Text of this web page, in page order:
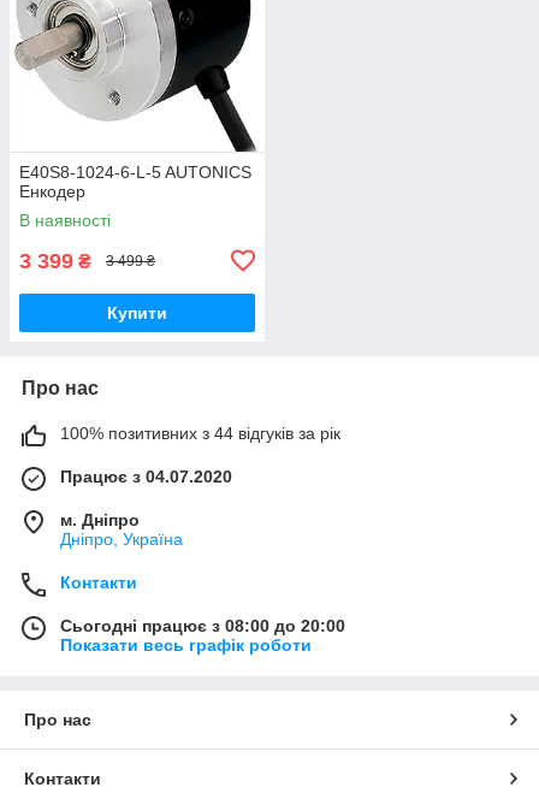
E40S8-1024-6-L-5 AUTONICS
Енкодер
В наявності
3 399 ₴ 3 499 ₴
Купити
Про нас
100% позитивних з 44 відгуків за рік
Працює з 04.07.2020
м. Дніпро
Дніпро, Україна
Контакти
Сьогодні працює з 08:00 до 20:00
Показати весь графік роботи
Про нас
Контакти